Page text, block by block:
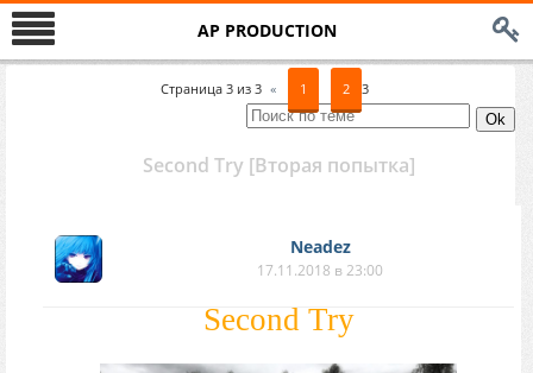
AP PRODUCTION
Страница 3 из 3 « 1 2 3
Second Try [Вторая попытка]
Neadez
17.11.2018 в 23:00
Second Try